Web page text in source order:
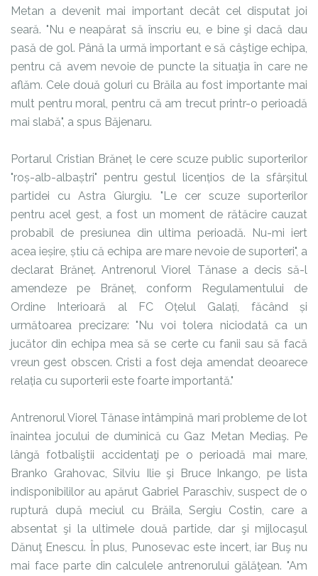
Metan a devenit mai important decât cel disputat joi
seară. "Nu e neapărat să înscriu eu, e bine şi dacă dau
pasă de gol. Până la urmă important e să câştige echipa,
pentru că avem nevoie de puncte la situaţia în care ne
aflăm. Cele două goluri cu Brăila au fost importante mai
mult pentru moral, pentru că am trecut printr-o perioadă
mai slabă", a spus Băjenaru.
Portarul Cristian Brăneț le cere scuze public suporterilor
"roș-alb-albaștri" pentru gestul licențios de la sfârșitul
partidei cu Astra Giurgiu. "Le cer scuze suporterilor
pentru acel gest, a fost un moment de rătăcire cauzat
probabil de presiunea din ultima perioadă. Nu-mi iert
acea ieșire, știu că echipa are mare nevoie de suporteri", a
declarat Brăneț. Antrenorul Viorel Tănase a decis să-l
amendeze pe Brăneț, conform Regulamentului de
Ordine Interioară al FC Oțelul Galați, făcând și
următoarea precizare: "Nu voi tolera niciodată ca un
jucător din echipa mea să se certe cu fanii sau să facă
vreun gest obscen. Cristi a fost deja amendat deoarece
relația cu suporterii este foarte importantă."
Antrenorul Viorel Tănase întâmpină mari probleme de lot
înaintea jocului de duminică cu Gaz Metan Mediaş. Pe
lângă fotbaliştii accidentaţi pe o perioadă mai mare,
Branko Grahovac, Silviu Ilie şi Bruce Inkango, pe lista
indisponibililor au apărut Gabriel Paraschiv, suspect de o
ruptură după meciul cu Brăila, Sergiu Costin, care a
absentat şi la ultimele două partide, dar şi mijlocaşul
Dănuţ Enescu. În plus, Punosevac este incert, iar Buş nu
mai face parte din calculele antrenorului gălăţean. "Am